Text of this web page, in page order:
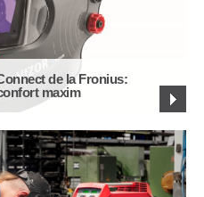
de la Fronius:
maxim